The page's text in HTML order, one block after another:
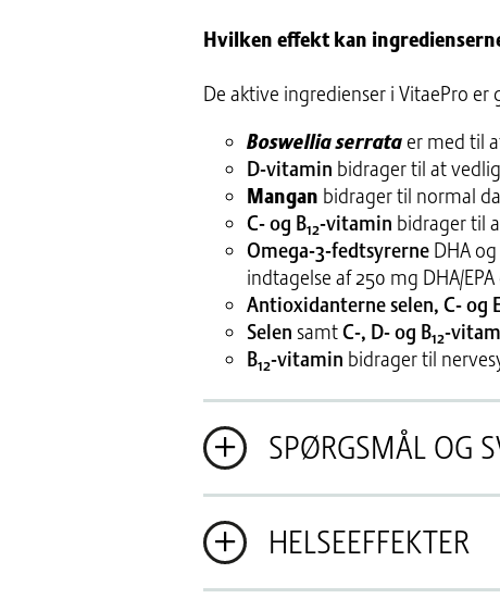
Hvilken effekt kan
De aktive ingredienser i VitaePro
Boswellia serrata er med til
D-vitamin bidrager til at
Mangan bidrager til normal
C- og B12-vitamin bidrager til
Omega-3-fedtsyrerne DHA
indtagelse af 250 mg DHA/
Antioxidanterne selen, C- og
Selen samtC-, D- og B12-
B12-vitamin bidrager til
SPØRGSMÅL OG
HELSEEFFEKTER